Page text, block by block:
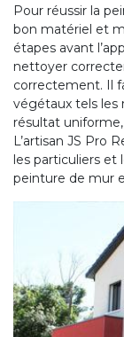
Pour réussir la
bon matériel et
étapes avant
nettoyer
correctement. Il
végétaux tels les
résultat
L’artisan JS Pro
les particuliers et
peinture de mur